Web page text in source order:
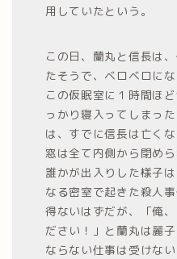
用していたという。
この日、蘭丸と信長は
たそうで、ベロベロに
この仮眠室に１時間ほ
っかり寝入ってしまっ
は、すでに信長は亡く
窓は全て内側から閉め
誰かが出入りした様子
なる密室で起きた殺人
得ないはずだが、「俺
ださい！」と蘭丸は麗
ならない仕事は受けな